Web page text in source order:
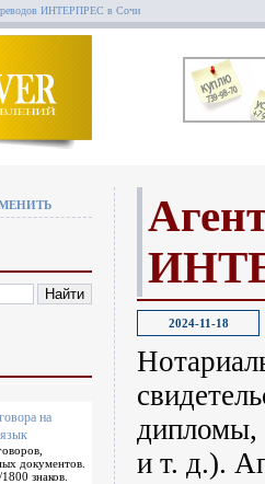
ИНТЕРПРЕС в Сочи
на
документов.
знаков.
2024-11-18
дипломы,
и т. д.).